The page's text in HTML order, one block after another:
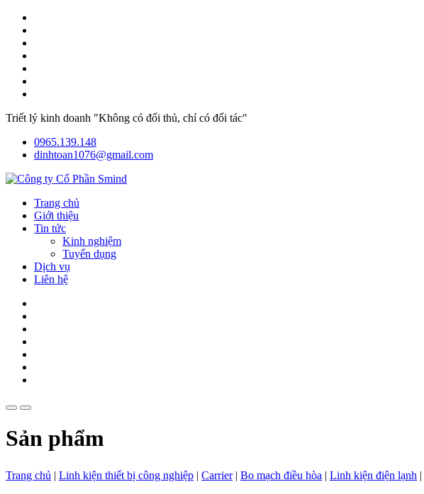
Triết lý kinh doanh "Không có đối thủ, chỉ có đối tác"
0965.139.148
dinhtoan1076@gmail.com
Trang chủ
Giới thiệu
Tin tức
Kinh nghiệm
Tuyển dụng
Dịch vụ
Liên hệ
Sản phẩm
Trang chủ | Linh kiện thiết bị công nghiệp | Carrier| Bo mạch điều hòa | Linh kiện điện lạnh |